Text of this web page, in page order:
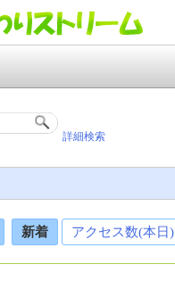
詳細検索
新着 アクセス数(本日)